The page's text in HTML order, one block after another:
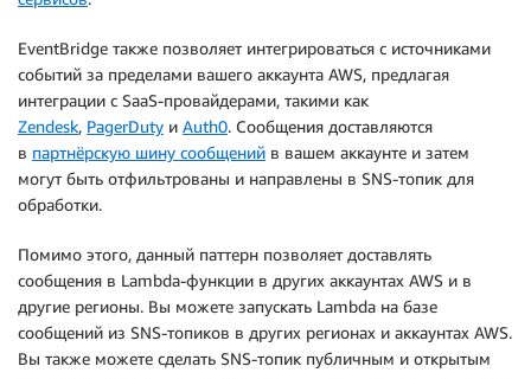
EventBridge также позволяет интегрироваться с источниками
событий за пределами вашего аккаунта AWS, предлагая
интеграции с SaaS-провайдерами, такими как
Zendesk, PagerDuty и Auth0. Сообщения доставляются
в партнёрскую шину сообщений в вашем аккаунте и затем
могут быть отфильтрованы и направлены в SNS-топик для
обработки.
Помимо этого, данный паттерн позволяет доставлять
сообщения в Lambda-функции в других аккаунтах AWS и в
другие регионы. Вы можете запускать Lambda на базе
сообщений из SNS-топиков в других регионах и аккаунтах AWS.
Вы также можете сделать SNS-топик публичным и открытым